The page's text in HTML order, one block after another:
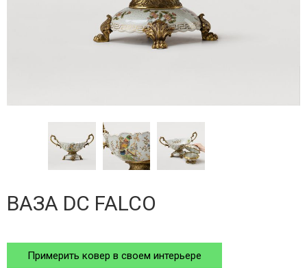
ВАЗА DC FALCO
Примерить ковер в своем интерьере